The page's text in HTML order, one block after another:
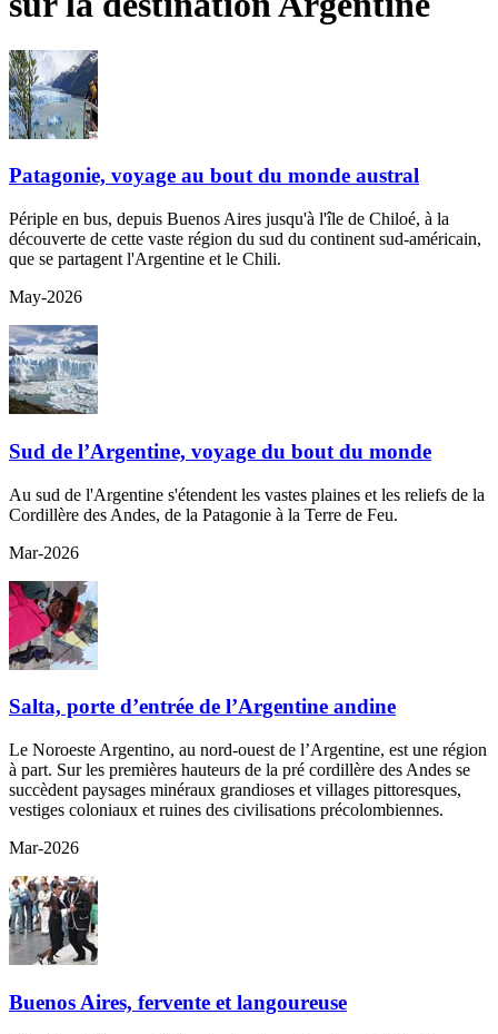
Patagonie, voyage au bout du monde austral
Périple en bus, depuis Buenos Aires jusqu'à l'île de Chiloé, à la
découverte de cette vaste région du sud du continent sud-américain,
que se partagent l'Argentine et le Chili.
May-2026
Sud de l’Argentine, voyage du bout du monde
Au sud de l'Argentine s'étendent les vastes plaines et les reliefs de la
Cordillère des Andes, de la Patagonie à la Terre de Feu.
Mar-2026
Salta, porte d’entrée de l’Argentine andine
Le Noroeste Argentino, au nord-ouest de l’Argentine, est une région
à part. Sur les premières hauteurs de la pré cordillère des Andes se
succèdent paysages minéraux grandioses et villages pittoresques,
vestiges coloniaux et ruines des civilisations précolombiennes.
Mar-2026
Buenos Aires, fervente et langoureuse